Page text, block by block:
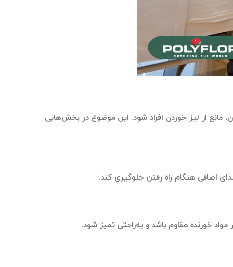
مانع از لیز خوردن افراد شود. این موضوع در بخش‌هایی
اضافی هنگام راه رفتن جلوگیری کند.
مواد خورنده مقاوم باشد و به‌راحتی تمیز شود.